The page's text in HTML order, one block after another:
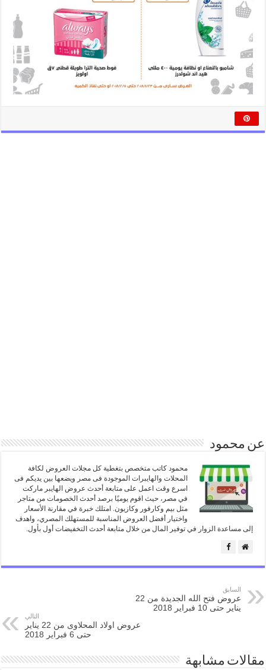
عن محمود
محمود كاتب متخصص بتغطية كل مجلات العروض لكافة
المحلات والهايبرات الموجودة فى مصر ويضعها بين يديكم فى
اسرع وقت اعمل على متابعة أحدث عروض الهايبر ماركت
في مصر، حيث اقوم يوميًا برصد أحدث الخصومات من متاجر
مثل بيم وكارفور وكازيون. امتلك خبرة في مقارنة الأسعار
واختيار أفضل العروض المناسبة للمستهلك المصري، واهدف
إلى مساعدة الزوار في توفير المال من خلال متابعة أحدث التخفيضات أول بأول.
السابق
عروض فتح الله الجديدة من 22
يناير حتى 10 فبراير 2018
التالي
عروض اولاد المحلاوى من 22 يناير
حتى 6 فبراير 2018
مقالات مشابهة